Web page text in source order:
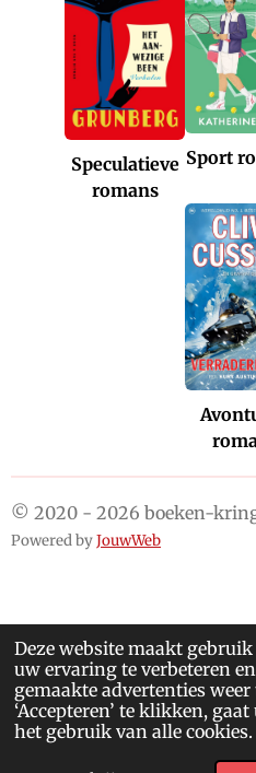
Deze website maakt
uw ervaring te verbeteren
gemaakte advertenties weer
‘Accepteren’ te klikken,
het gebruik van alle cookies.
Speculatieve
romans
Sport
© 2020 - 2026 boeken-
Powered byJouwWeb